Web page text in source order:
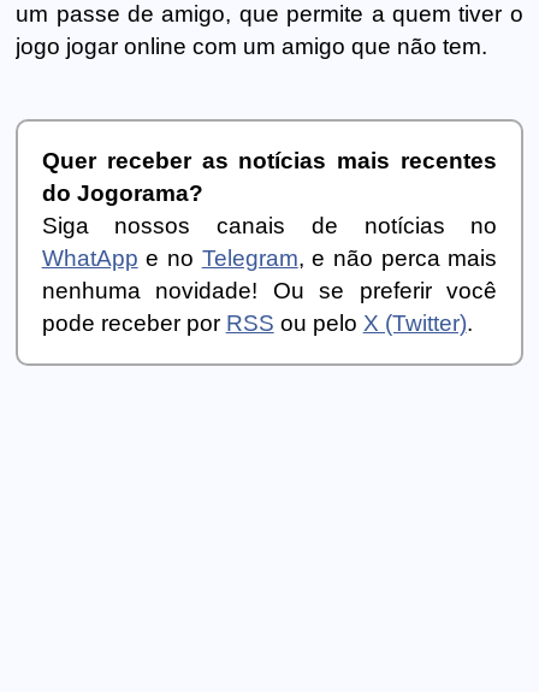
um passe de amigo, que permite a quem tiver o
jogo jogar online com um amigo que não tem.
Quer receber as notícias mais recentes
do Jogorama?
Siga nossos canais de notícias no
WhatApp e no Telegram, e não perca mais
nenhuma novidade! Ou se preferir você
pode receber por RSS ou pelo X (Twitter).